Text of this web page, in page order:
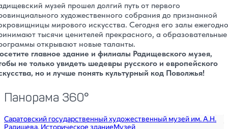
музей прошел долгий путь от первого
художественного собрания до признанной
мирового искусства. Сегодня его залы ежегодно
тысячи ценителей прекрасного, а образовательные
открывают новые таланты.
главное здание и филиалы Радищевского музея,
не только увидеть шедевры русского и европейского
но и лучше понять культурный код Поволжья!
Панорама 360°